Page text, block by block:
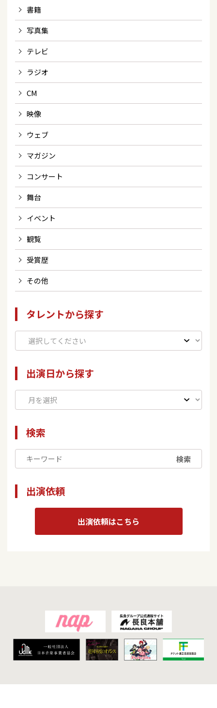
書籍
写真集
テレビ
ラジオ
CM
映像
ウェブ
マガジン
コンサート
舞台
イベント
観覧
受賞歴
その他
タレントから探す
出演日から探す
検索
検索
出演依頼
出演依頼はこちら